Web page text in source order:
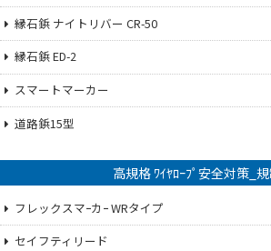
縁石鋲 ナイトリバー CR-50
縁石鋲 ED-2
スマートマーカー
道路鋲15型
高規格 ﾜｲﾔﾛｰﾌﾟ安全対策_
フレックスマｰカｰ WRタイプ
セイフティリード